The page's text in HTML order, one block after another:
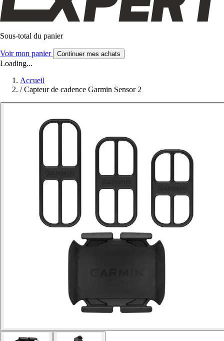
Sous-total du panier
Voir mon panier Continuer mes achats
Loading...
Accueil
/ Capteur de cadence Garmin Sensor 2